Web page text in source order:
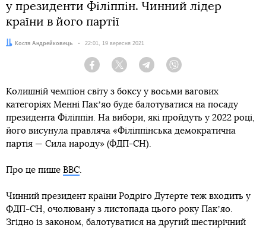
у президенти Філіппін. Чинний лідер
країни в його партії
Автор:Костя Андрейковець Дата:
22:01, 19 вересня 2021
Facebook Twitter Telegram
Колишній чемпіон світу з боксу у восьми вагових
категоріях Менні Пакʼяо буде балотуватися на посаду
президента Філіппін. На вибори, які пройдуть у 2022 році,
його висунула правляча «Філіппінська демократична
партія — Сила народу» (ФДП-СН).
Про це пише ВВС.
Чинний президент країни Родріго Дутерте теж входить у
ФДП-СН, очолювану з листопада цього року Пакʼяо.
Згідно із законом, балотуватися на другий шестирічний